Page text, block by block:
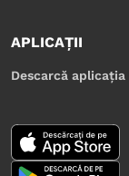
APLICAȚII
Descarcă aplicația